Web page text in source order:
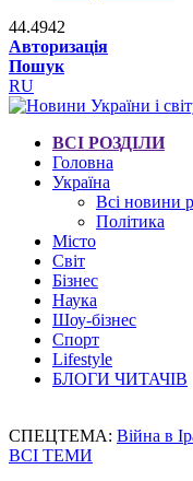
44.4942
Авторизація
Пошук
RU
ВСІ РОЗДІЛИ
Головна
Україна
Всі новини
Політика
Місто
Світ
Бізнес
Наука
Шоу-бізнес
Спорт
Lifestyle
БЛОГИ ЧИТАЧІВ
СПЕЦТЕМА: Війна в
ВСІ ТЕМИ